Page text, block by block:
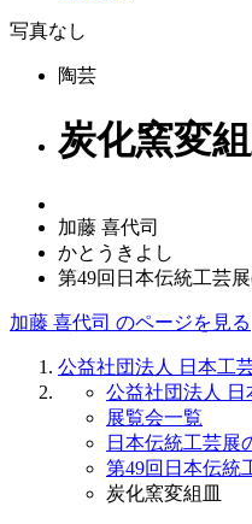
写真なし
陶芸
炭化窯変
加藤 喜代司
かとうきよし
第49回日本伝統工芸
加藤 喜代司 のページを見る
公益社団法人 日本工
公益社団法人 日
展覧会一覧
日本伝統工芸展
第49回日本伝統
炭化窯変組皿